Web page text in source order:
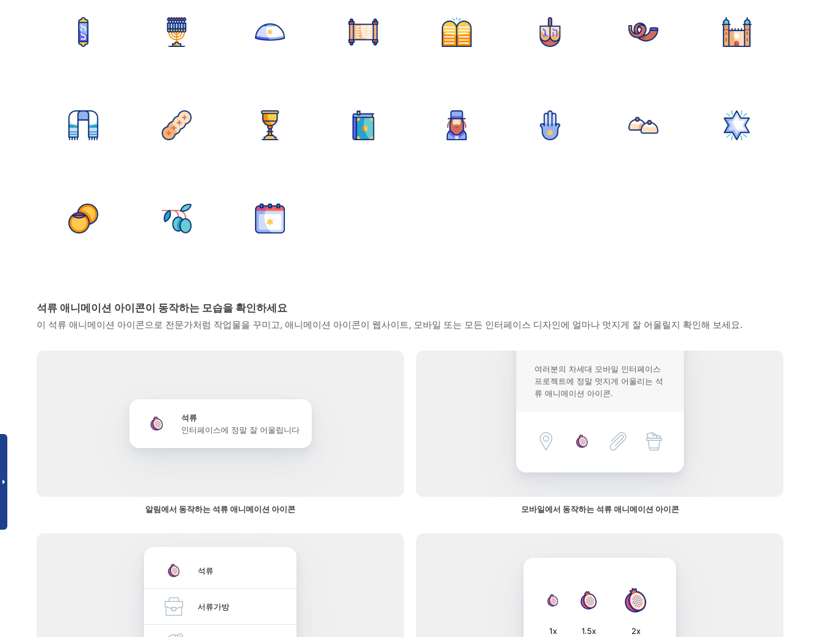
석류 애니메이션 아이콘이 동작하는 모습을 확인하세요
이 석류 애니메이션 아이콘으로 전문가처럼 작업물을 꾸미고, 애니메이션 아이콘이 웹사이트, 모바일 또는 모든 인터페이스 디자인에 얼마나 멋지게 잘 어울릴지 확인해 보세요.
석류
인터페이스에 정말 잘 어울립니다
알림에서 동작하는 석류 애니메이션 아이콘
여러분의 차세대 모바일 인터페이스
프로젝트에 정말 멋지게 어울리는 석
류 애니메이션 아이콘.
모바일에서 동작하는 석류 애니메이션 아이콘
석류
서류가방
1x 1.5x 2x